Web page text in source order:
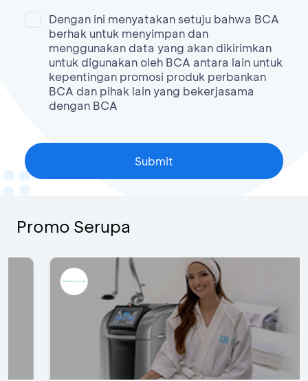
Dengan ini menyatakan setuju bahwa BCA
berhak untuk menyimpan dan
menggunakan data yang akan dikirimkan
untuk digunakan oleh BCA antara lain untuk
kepentingan promosi produk perbankan
BCA dan pihak lain yang bekerjasama
dengan BCA
Promo Serupa